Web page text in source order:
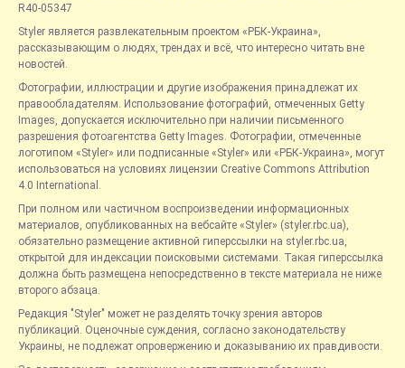
R40-05347
Styler является развлекательным проектом «РБК-Украина»,
рассказывающим о людях, трендах и всё, что интересно читать вне
новостей.
Фотографии, иллюстрации и другие изображения принадлежат их
правообладателям. Использование фотографий, отмеченных Getty
Images, допускается исключительно при наличии письменного
разрешения фотоагентства Getty Images. Фотографии, отмеченные
логотипом «Styler» или подписанные «Styler» или «РБК-Украина», могут
использоваться на условиях лицензии Creative Commons Attribution
4.0 International.
При полном или частичном воспроизведении информационных
материалов, опубликованных на вебсайте «Styler» (styler.rbc.ua),
обязательно размещение активной гиперссылки на styler.rbc.ua,
открытой для индексации поисковыми системами. Такая гиперссылка
должна быть размещена непосредственно в тексте материала не ниже
второго абзаца.
Редакция "Styler" может не разделять точку зрения авторов
публикаций. Оценочные суждения, согласно законодательству
Украины, не подлежат опровержению и доказыванию их правдивости.